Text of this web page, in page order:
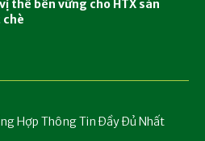
thế bền vững cho HTX sản
Hợp Thông Tin Đầy Đủ Nhất